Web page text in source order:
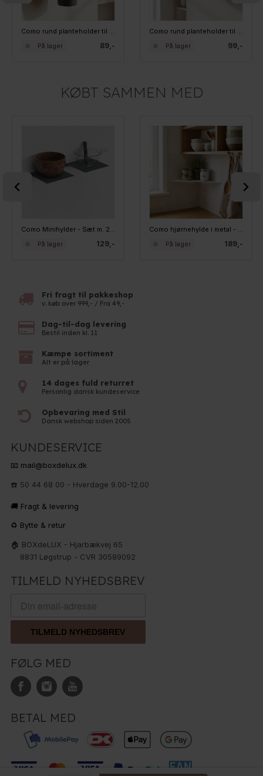
Como rund planteholder til væg - Hvid. Medium
89,-
På lager
Como rund planteholder til væg - Hvid. Large
99,-
På lager
KØBT SAMMEN MED
Como Minihylder - Sæt m. 2 stk. brede - Grå
129,-
På lager
Como hjørnehylde i metal - Hvid - MEDIUM
189,-
På lager
Fri fragt til pakkeshop
v. køb over 999,- / Fra 49,-
Dag-til-dag levering
Bestil inden kl. 11
Kæmpe sortiment
Alt er på lager
14 dages fuld returret
Personlig dansk kundeservice
Opbevaring med Stil
Dansk webshop siden 2005
KUNDESERVICE
📧 mail@boxdelux.dk
☎️ 50 44 68 00 - Hverdage 9.00-12.00
🚚 Fragt & levering
♻️ Bytte & retur
🏠 BOXdeLUX - Hjarbækvej 65
8831 Løgstrup - CVR 30589092
TILMELD NYHEDSBREV
TILMELD NYHEDSBREV
FØLG MED
BETAL MED